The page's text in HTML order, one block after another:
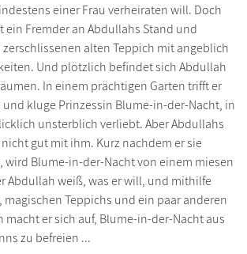
einer Frau verheiraten will. Doch
ein Fremder an Abdullahs Stand und
alten Teppich mit angeblich
Und plötzlich befindet sich Abdullah
In einem prächtigen Garten trifft er
kluge Prinzessin Blume-in-der-Nacht, in
unsterblich verliebt. Aber Abdullahs
gut mit ihm. Kurz nachdem er sie
wird Blume-in-der-Nacht von einem miesen
Abdullah weiß, was er will, und mithilfe
Teppichs und ein paar anderen
macht er sich auf, Blume-in-der-Nacht aus
zu befreien ...